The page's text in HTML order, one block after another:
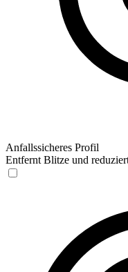
Anfallssicheres Profil
Entfernt Blitze und